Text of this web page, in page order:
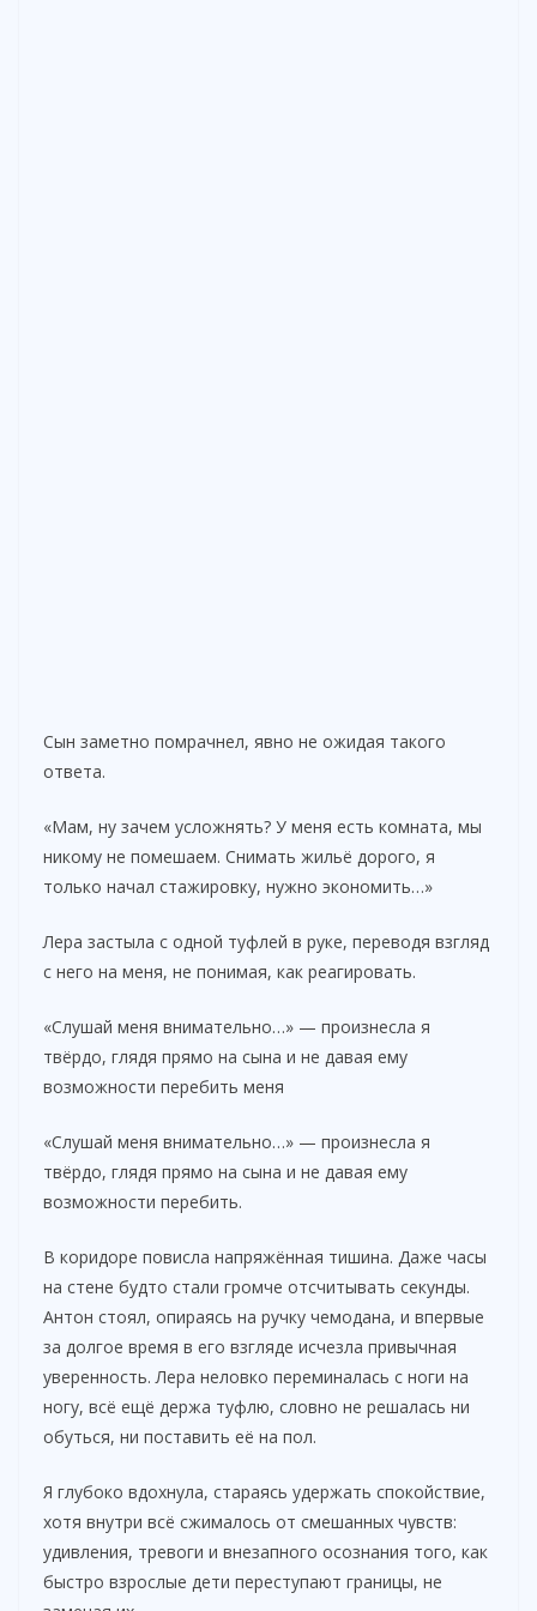
Сын заметно помрачнел, явно не ожидая такого
ответа.
«Мам, ну зачем усложнять? У меня есть комната, мы
никому не помешаем. Снимать жильё дорого, я
только начал стажировку, нужно экономить…»
Лера застыла с одной туфлей в руке, переводя взгляд
с него на меня, не понимая, как реагировать.
«Слушай меня внимательно…» — произнесла я
твёрдо, глядя прямо на сына и не давая ему
возможности перебить меня
«Слушай меня внимательно…» — произнесла я
твёрдо, глядя прямо на сына и не давая ему
возможности перебить.
В коридоре повисла напряжённая тишина. Даже часы
на стене будто стали громче отсчитывать секунды.
Антон стоял, опираясь на ручку чемодана, и впервые
за долгое время в его взгляде исчезла привычная
уверенность. Лера неловко переминалась с ноги на
ногу, всё ещё держа туфлю, словно не решалась ни
обуться, ни поставить её на пол.
Я глубоко вдохнула, стараясь удержать спокойствие,
хотя внутри всё сжималось от смешанных чувств:
удивления, тревоги и внезапного осознания того, как
быстро взрослые дети переступают границы, не